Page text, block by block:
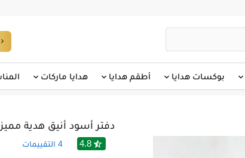
بوكسات هدايا أطقم هدايا هدايا ماركات
دفتر أسود أنيق هدية
4.8
4 التقييمات